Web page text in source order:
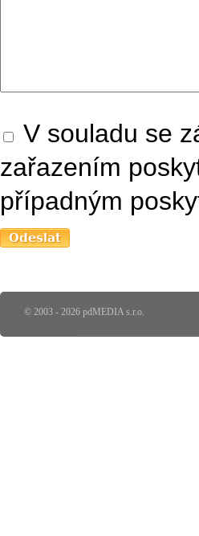
V souladu se
zařazením
případným
© 2003 - 2026 pdMEDIA s.r.o.